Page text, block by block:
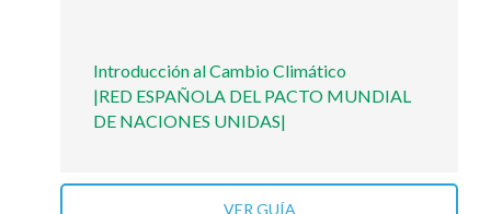
Introducción al Cambio Climático
|RED ESPAÑOLA DEL PACTO MUNDIAL
DE NACIONES UNIDAS|
VER GUÍA